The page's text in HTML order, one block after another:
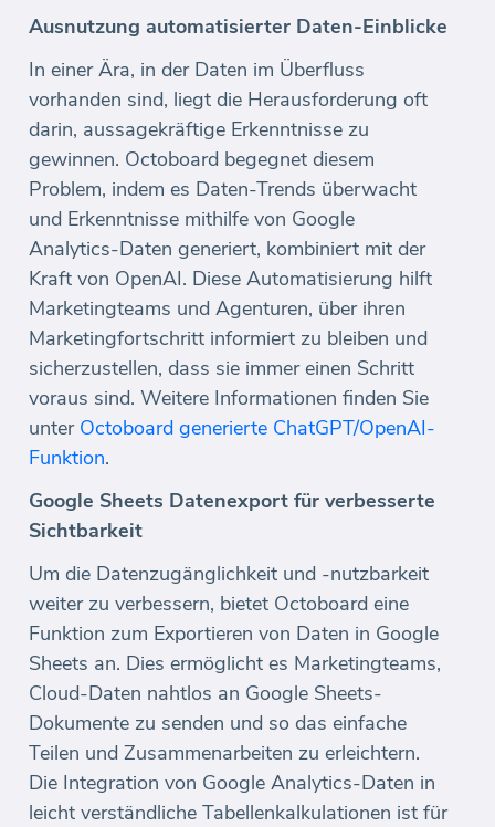
Ausnutzung automatisierter Daten-Einblicke
In einer Ära, in der Daten im Überfluss
vorhanden sind, liegt die Herausforderung oft
darin, aussagekräftige Erkenntnisse zu
gewinnen. Octoboard begegnet diesem
Problem, indem es Daten-Trends überwacht
und Erkenntnisse mithilfe von Google
Analytics-Daten generiert, kombiniert mit der
Kraft von OpenAI. Diese Automatisierung hilft
Marketingteams und Agenturen, über ihren
Marketingfortschritt informiert zu bleiben und
sicherzustellen, dass sie immer einen Schritt
voraus sind. Weitere Informationen finden Sie
unter Octoboard generierte ChatGPT/OpenAI-
Funktion.
Google Sheets Datenexport für verbesserte
Sichtbarkeit
Um die Datenzugänglichkeit und -nutzbarkeit
weiter zu verbessern, bietet Octoboard eine
Funktion zum Exportieren von Daten in Google
Sheets an. Dies ermöglicht es Marketingteams,
Cloud-Daten nahtlos an Google Sheets-
Dokumente zu senden und so das einfache
Teilen und Zusammenarbeiten zu erleichtern.
Die Integration von Google Analytics-Daten in
leicht verständliche Tabellenkalkulationen ist für